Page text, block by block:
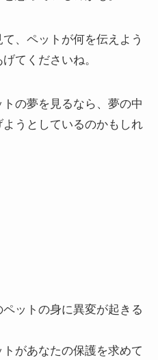
、ペットが何を伝えよう
てくださいね。
の夢を見るなら、夢の中
うとしているのかもしれ
ットの身に異変が起きる
があなたの保護を求めて